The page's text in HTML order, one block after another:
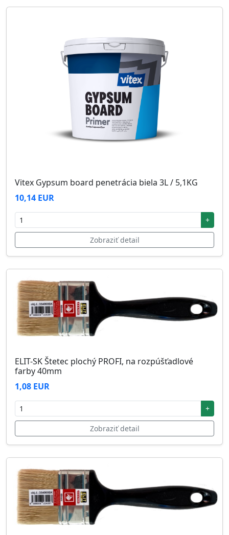
Vitex Gypsum board penetrácia biela 3L / 5,1KG
10,14 EUR
+
Zobraziť detail
ELIT-SK Štetec plochý PROFI, na rozpúšťadlové
farby 40mm
1,08 EUR
+
Zobraziť detail